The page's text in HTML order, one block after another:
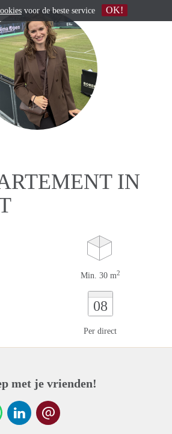
IN
Min. 30 m2
08
Per direct
met je vrienden!
voor de beste service OK!